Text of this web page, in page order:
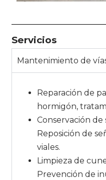
Servicios
Mantenimiento de
Reparación de
hormigón,
Conservación de
Reposición de
viales.
Limpieza de
Prevención de